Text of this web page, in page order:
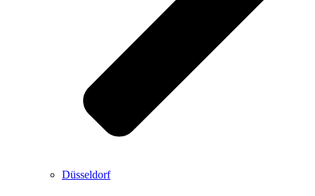
Düsseldorf